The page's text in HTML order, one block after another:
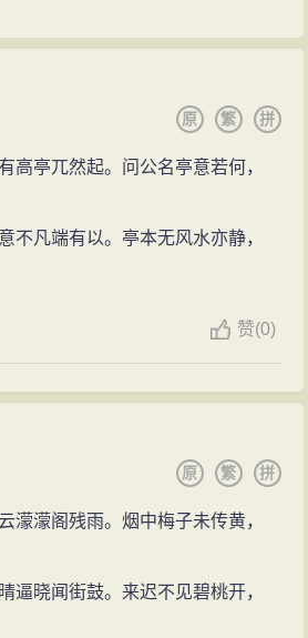
拼
繁
原
高亭兀然起。问公名亭意若何，
不凡端有以。亭本无风水亦静，
赞(0)
拼
繁
原
濛濛阁残雨。烟中梅子未传黄，
逼晓闻街鼓。来迟不见碧桃开，